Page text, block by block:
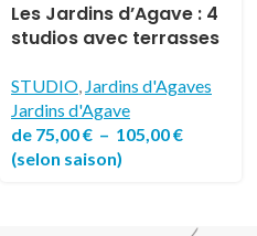
Les Jardins d’Agave : 4
studios avec terrasses
STUDIO, Jardins d'Agaves
Jardins d'Agave
de 75,00€ – 105,00€
(selon saison)